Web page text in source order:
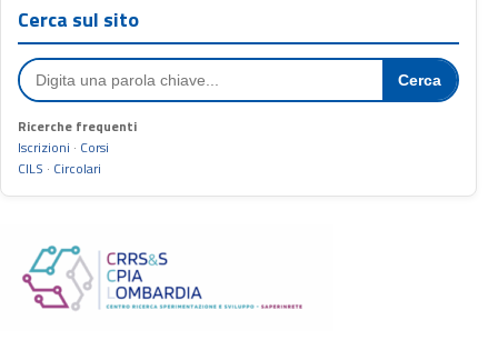
Cerca sul sito
Cerca
Ricerche frequenti
Iscrizioni · Corsi
CILS · Circolari